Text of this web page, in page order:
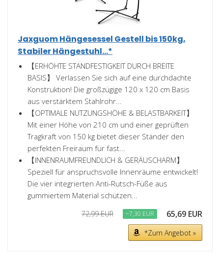
Jaxguom Hängesessel Gestell bis 150kg,
Stabiler Hängestuhl...*
【ERHÖHTE STANDFESTIGKEIT DURCH BREITE
BASIS】 Verlassen Sie sich auf eine durchdachte
Konstruktion! Die großzügige 120 x 120 cm Basis
aus verstärktem Stahlrohr...
【OPTIMALE NUTZUNGSHÖHE & BELASTBARKEIT】
Mit einer Höhe von 210 cm und einer geprüften
Tragkraft von 150 kg bietet dieser Ständer den
perfekten Freiraum für fast...
【INNENRAUMFREUNDLICH & GERÄUSCHARM】
Speziell für anspruchsvolle Innenräume entwickelt!
Die vier integrierten Anti-Rutsch-Füße aus
gummiertem Material schützen...
72,99 EUR −7,30 EUR 65,69 EUR
*Zum Angebot »